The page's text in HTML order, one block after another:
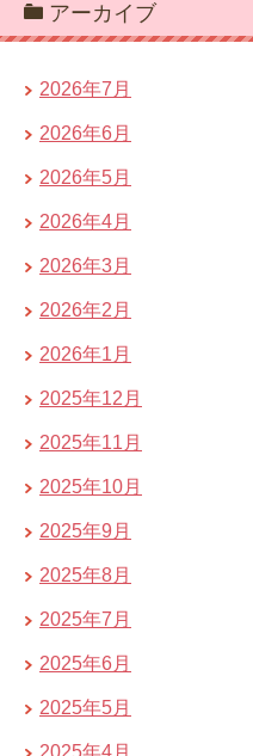
アーカイブ
2026年7月
2026年6月
2026年5月
2026年4月
2026年3月
2026年2月
2026年1月
2025年12月
2025年11月
2025年10月
2025年9月
2025年8月
2025年7月
2025年6月
2025年5月